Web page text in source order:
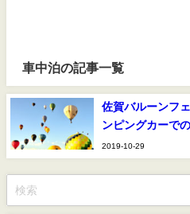
車中泊の記事一覧
佐賀バルーンフ
ンピングカーで
2019-10-29